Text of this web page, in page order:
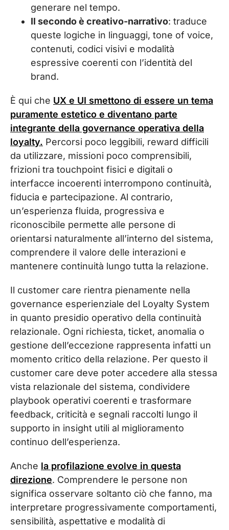
generare nel tempo.
Il secondo è creativo-narrativo: traduce
queste logiche in linguaggi, tone of voice,
contenuti, codici visivi e modalità
espressive coerenti con l’identità del
brand.
È qui che UX e UI smettono di essere un tema
puramente estetico e diventano parte
integrante della governance operativa della
loyalty. Percorsi poco leggibili, reward difficili
da utilizzare, missioni poco comprensibili,
frizioni tra touchpoint fisici e digitali o
interfacce incoerenti interrompono continuità,
fiducia e partecipazione. Al contrario,
un’esperienza fluida, progressiva e
riconoscibile permette alle persone di
orientarsi naturalmente all’interno del sistema,
comprendere il valore delle interazioni e
mantenere continuità lungo tutta la relazione.
Il customer care rientra pienamente nella
governance esperienziale del Loyalty System
in quanto presidio operativo della continuità
relazionale. Ogni richiesta, ticket, anomalia o
gestione dell’eccezione rappresenta infatti un
momento critico della relazione. Per questo il
customer care deve poter accedere alla stessa
vista relazionale del sistema, condividere
playbook operativi coerenti e trasformare
feedback, criticità e segnali raccolti lungo il
supporto in insight utili al miglioramento
continuo dell’esperienza.
Anche la profilazione evolve in questa
direzione. Comprendere le persone non
significa osservare soltanto ciò che fanno, ma
interpretare progressivamente comportamenti,
sensibilità, aspettative e modalità di